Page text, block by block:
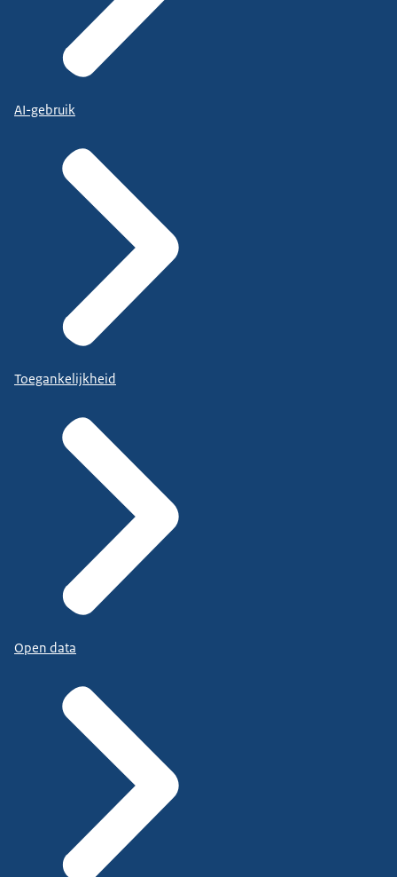
AI-gebruik
Toegankelijkheid
Open data